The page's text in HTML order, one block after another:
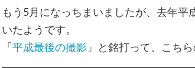
もう5月になっちまいましたが、去年平
いたようです。
「平成最後の撮影 」と銘打って、こち